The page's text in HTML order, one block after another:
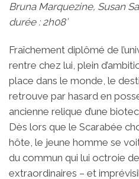
Bruna Marquezine, Susan
durée : 2h08’
Fraîchement diplômé de
rentre chez lui, plein
place dans le monde, le
retrouve par hasard en
ancienne relique d’une
Dès lors que le Scarabée
hôte, le jeune homme se
du commun qui lui octroie
extraordinaires – et